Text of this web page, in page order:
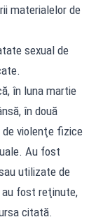
materialelor de
sexual de
în luna martie
în două
de violenţe fizice
Au fost
utilizate de
au fost reţinute,
citată.